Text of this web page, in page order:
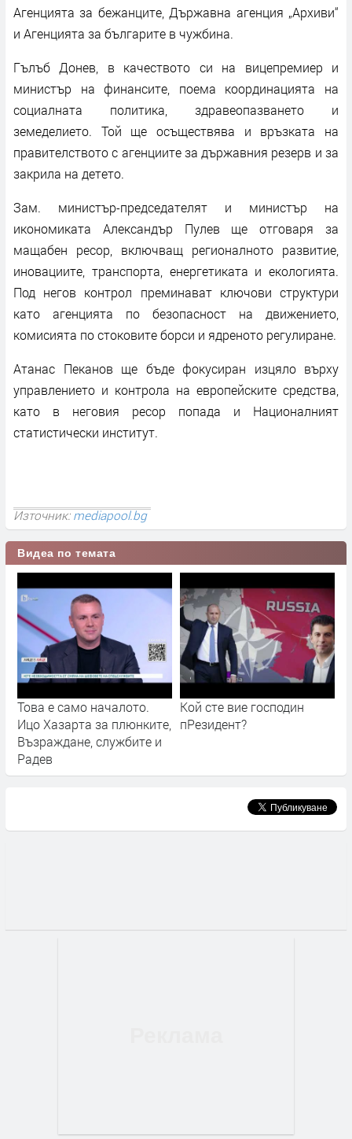
Агенцията за бежанците, Държавна агенция „Архиви“
и Агенцията за българите в чужбина.
Гълъб Донев, в качеството си на вицепремиер и
министър на финансите, поема координацията на
социалната политика, здравеопазването и
земеделието. Той ще осъществява и връзката на
правителството с агенциите за държавния резерв и за
закрила на детето.
Зам. министър-председателят и министър на
икономиката Александър Пулев ще отговаря за
мащабен ресор, включващ регионалното развитие,
иновациите, транспорта, енергетиката и екологията.
Под негов контрол преминават ключови структури
като агенцията по безопасност на движението,
комисията по стоковите борси и ядреното регулиране.
Атанас Пеканов ще бъде фокусиран изцяло върху
управлението и контрола на европейските средства,
като в неговия ресор попада и Националният
статистически институт.
Източник:mediapool.bg
Видеа по темата
Това е само началото.
Ицо Хазарта за плюнките,
Възраждане, службите и
Радев
Кой сте вие господин
пРезидент?